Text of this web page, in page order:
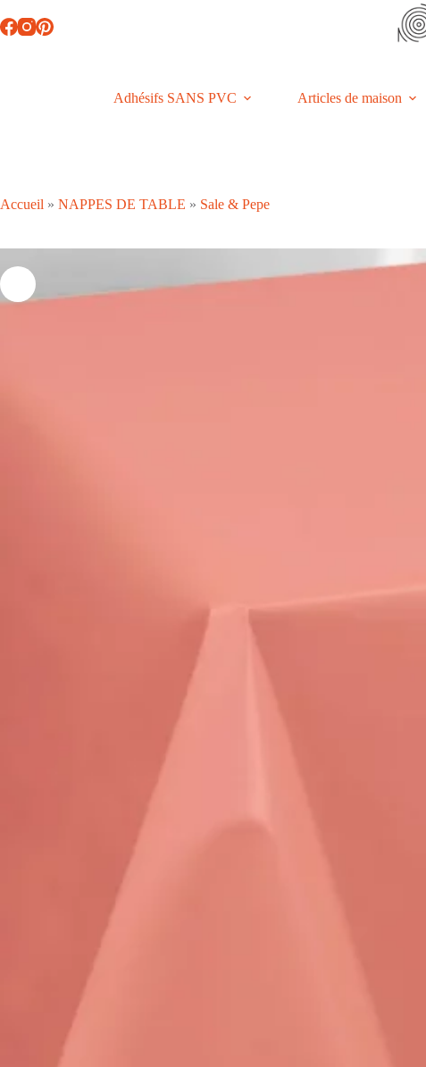
au
contenu
Adhésifs SANS PVC Articles de maison
Accueil » NAPPES DE TABLE » Sale & Pepe